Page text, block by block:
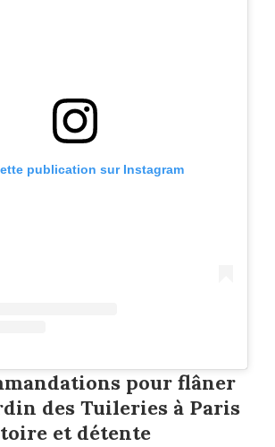
publication sur Instagram
pour flâner
des Tuileries à Paris
et détente